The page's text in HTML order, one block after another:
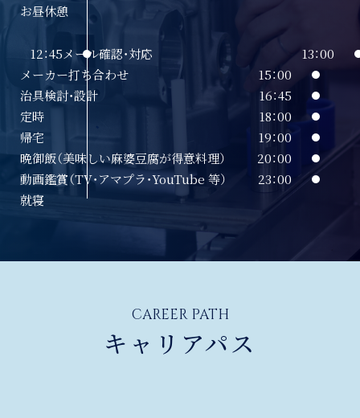
お昼休憩
12：45メール確認・対応
13：00
メーカー打ち合わせ
15：00
治具検討・設計
16：45
定時
18：00
帰宅
19：00
晩御飯（美味しい麻婆豆腐が得意料理）
20：00
動画鑑賞（TV・アマプラ・YouTube 等）
23：00
就寝
CAREER PATH
キャリアパス